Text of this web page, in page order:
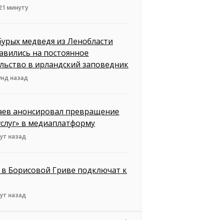
минуту
медведя из Ленобласти
на постоянное
в ирландский заповедник
назад
анонсировал превращение
в медиаплатформу
назад
Борисовой Гриве подключат к
назад